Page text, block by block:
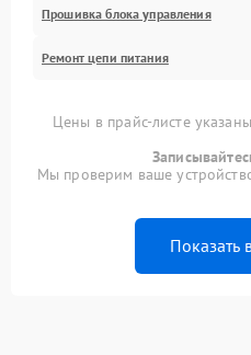
Прошивка блока управления
Ремонт цепи питания
Цены в прайс-листе
Мы проверим ваше
Показать